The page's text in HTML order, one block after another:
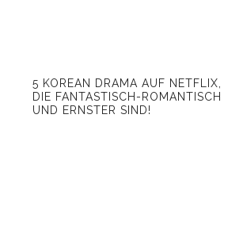
5 KOREAN DRAMA AUF NETFLIX,
DIE FANTASTISCH-ROMANTISCH
UND ERNSTER SIND!